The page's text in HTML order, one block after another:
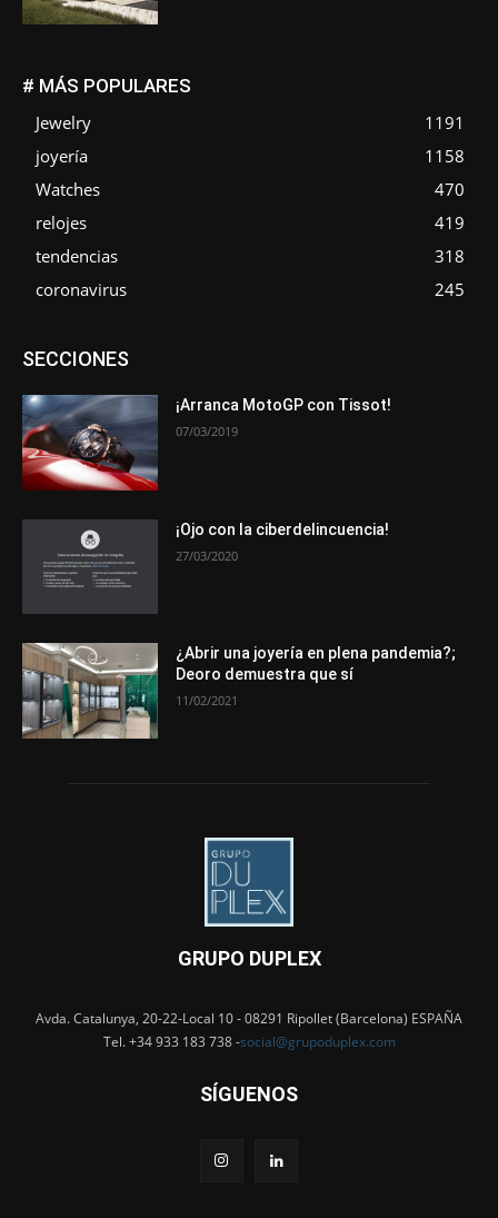
# MÁS POPULARES
Jewelry
1191
joyería
1158
Watches
470
relojes
419
tendencias
318
coronavirus
245
SECCIONESAsociaciones
Novedades
Opiniones Premios Secciones
¡Arranca MotoGP con Tissot!
07/03/2019
¡Ojo con la ciberdelincuencia!
27/03/2020
¿Abrir una joyería en plena pandemia?;
Deoro demuestra que sí
11/02/2021
GRUPO DUPLEX
Avda. Catalunya, 20-22-Local 10 - 08291 Ripollet (Barcelona) ESPAÑA
Tel. +34 933 183 738 -social@grupoduplex.com
SÍGUENOS